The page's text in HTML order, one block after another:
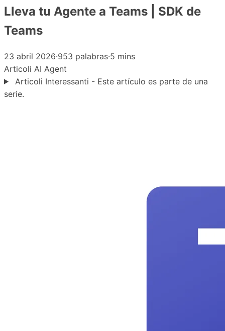
Lleva tu Agente a Teams | SDK de
Teams
23 abril 2026·953 palabras·5 mins
Articoli AI Agent
Articoli Interessanti - Este artículo es parte de una
serie.